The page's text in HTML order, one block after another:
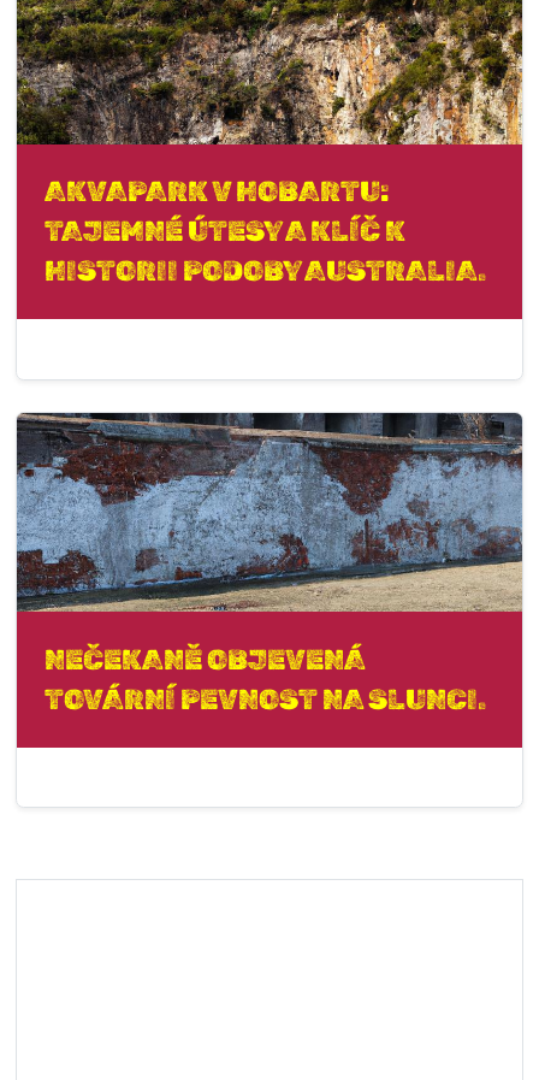
AKVAPARK V HOBARTU:
TAJEMNÉ ÚTESY A KLÍČ K
HISTORII PODOBY AUSTRALIA.
NEČEKANĚ OBJEVENÁ
TOVÁRNÍ PEVNOST NA SLUNCI.